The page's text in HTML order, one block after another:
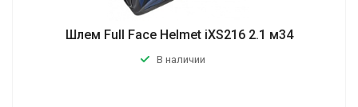
Шлем Full Face Helmet iXS216 2.1 м34
В наличии